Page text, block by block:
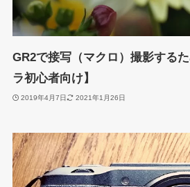
GR2で接写（マクロ）撮影する
ラ初心者向け】
2019年4月7日 2021年1月26日